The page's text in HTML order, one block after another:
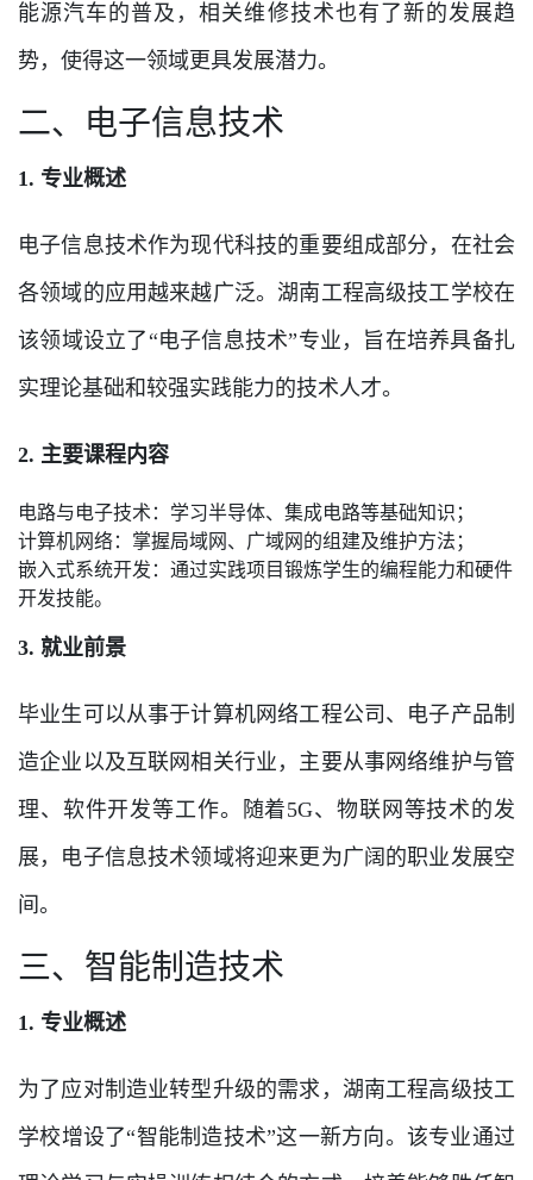
能源汽车的普及，相关维修技术也有了新的发展趋
势，使得这一领域更具发展潜力。
二、电子信息技术
1. 专业概述
电子信息技术作为现代科技的重要组成部分，在社会
各领域的应用越来越广泛。湖南工程高级技工学校在
该领域设立了“电子信息技术”专业，旨在培养具备扎
实理论基础和较强实践能力的技术人才。
2. 主要课程内容
电路与电子技术：学习半导体、集成电路等基础知识；
计算机网络：掌握局域网、广域网的组建及维护方法；
嵌入式系统开发：通过实践项目锻炼学生的编程能力和硬件
开发技能。
3. 就业前景
毕业生可以从事于计算机网络工程公司、电子产品制
造企业以及互联网相关行业，主要从事网络维护与管
理、软件开发等工作。随着5G、物联网等技术的发
展，电子信息技术领域将迎来更为广阔的职业发展空
间。
三、智能制造技术
1. 专业概述
为了应对制造业转型升级的需求，湖南工程高级技工
学校增设了“智能制造技术”这一新方向。该专业通过